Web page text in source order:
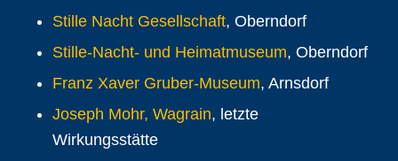
Stille Nacht Gesellschaft, Oberndorf
Stille-Nacht- und Heimatmuseum, Oberndorf
Franz Xaver Gruber-Museum, Arnsdorf
Joseph Mohr, Wagrain, letzte
Wirkungsstätte